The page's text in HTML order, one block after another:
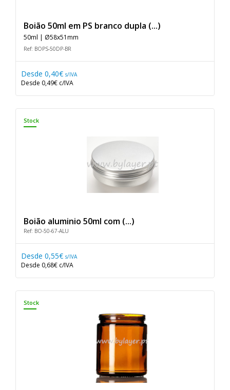
Boião 50ml em PS branco dupla (...)
50ml | Ø58x51mm
Ref: BOPS-50DP-BR
Desde 0,40€ s/IVA
Desde 0,49€ c/IVA
Stock
Boião aluminio 50ml com (...)
Ref: BO-50-67-ALU
Desde 0,55€ s/IVA
Desde 0,68€ c/IVA
Stock